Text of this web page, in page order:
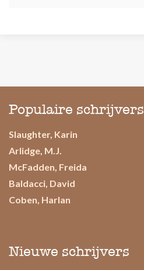
Populaire schrijvers
Slaughter, Karin
Arlidge, M.J.
McFadden, Freida
Baldacci, David
Coben, Harlan
Nieuwe schrijvers